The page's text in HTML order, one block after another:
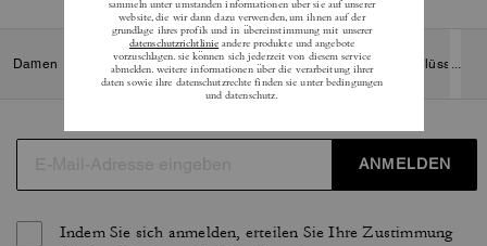
Damen Accessoires und Schmuck / Taschenanhänger und
ANMELDEN
Indem Sie sich anmelden, erteilen Sie Ihre Zustimmung